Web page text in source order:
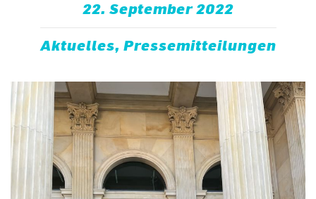
22. September 2022
Aktuelles, Pressemitteilungen